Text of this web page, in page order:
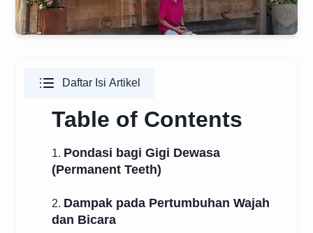
Daftar Isi Artikel
Table of Contents
1. Pondasi bagi Gigi Dewasa
(Permanent Teeth)
2. Dampak pada Pertumbuhan Wajah
dan Bicara